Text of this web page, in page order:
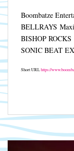
Boombatze
BELLRAYS
BISHOP
SONIC BEAT
Short URLhttps://